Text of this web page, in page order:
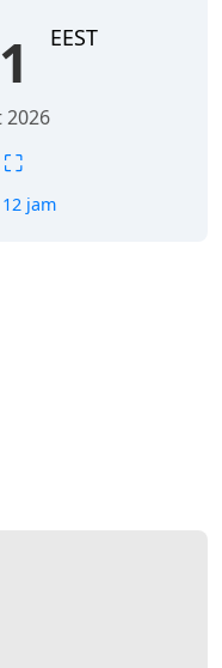
EEST
2026
⛶
jam